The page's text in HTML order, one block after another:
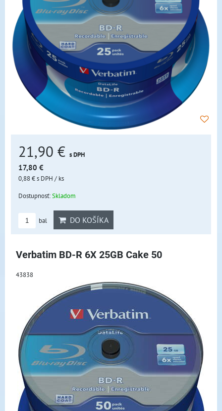
21,90 € s DPH
17,80 €
0,88 €s DPH / ks
Dostupnosť:Skladom
bal DO KOŠÍKA
Verbatim BD-R 6X 25GB Cake 50
43838